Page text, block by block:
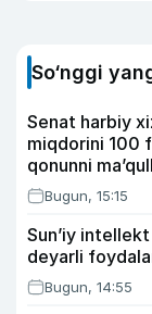
So‘nggi
Senat harbiy
miqdorini 100
qonunni
Bugun, 15:15
Sun’iy
deyarli
Bugun, 14:55